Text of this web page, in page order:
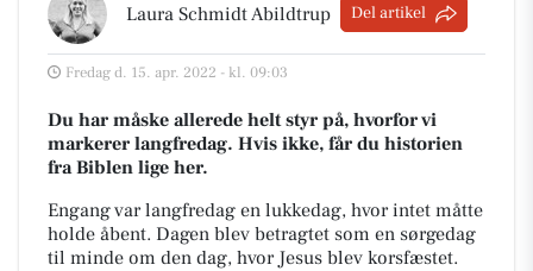
Laura Schmidt Abildtrup Del artikel
Fredag d. 15. apr. 2022 - kl. 09:03
Du har måske allerede helt styr på, hvorfor vi
markerer langfredag. Hvis ikke, får du historien
fra Biblen lige her.
Engang var langfredag en lukkedag, hvor intet måtte
holde åbent. Dagen blev betragtet som en sørgedag
til minde om den dag, hvor Jesus blev korsfæstet.